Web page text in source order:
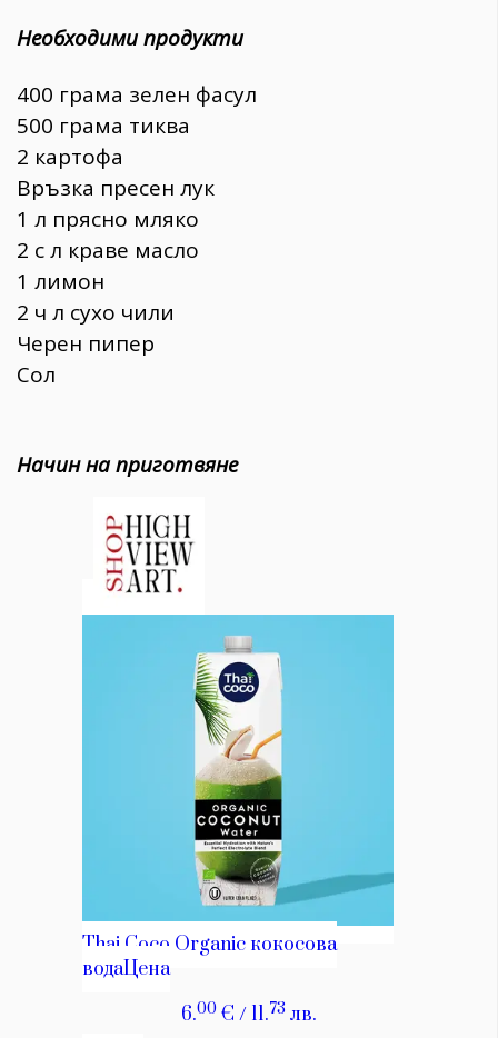
Wellness
ПОСЛЕДВАЙТЕ
НИ
Необходими продукти
400 грама зелен фасул
500 грама тиква
2 картофа
Връзка пресен лук
1 л прясно мляко
2 с л краве масло
1 лимон
2 ч л сухо чили
Черен пипер
Сол
Начин на приготвяне